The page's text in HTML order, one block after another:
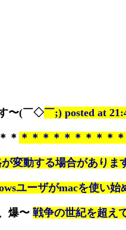
〜(￣◇￣;) posted at
＊ ＊＊＊＊＊＊＊＊＊
変動する場合がありま
ユーザがmacを使い始
爆〜 戦争の世紀を超え